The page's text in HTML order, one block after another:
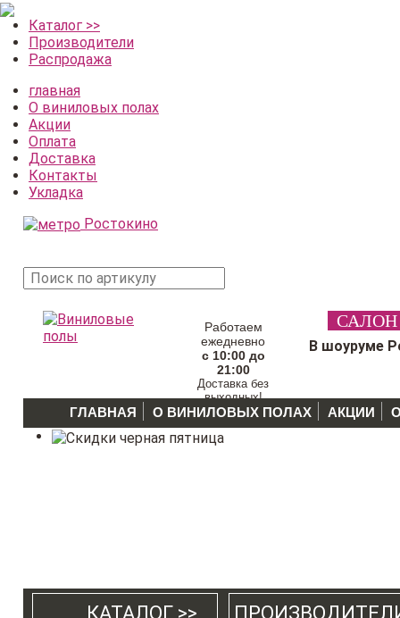
Каталог >>
Производители
Распродажа
главная
О виниловых полах
Акции
Оплата
Доставка
Контакты
Укладка
Ростокино
товара
Работаем
ежедневно
с 10:00 до
21:00
Доставка без
выходных!
В шоуруме
ГЛАВНАЯ О ВИНИЛОВЫХ ПОЛАХ АКЦИИ
КАТАЛОГ >>